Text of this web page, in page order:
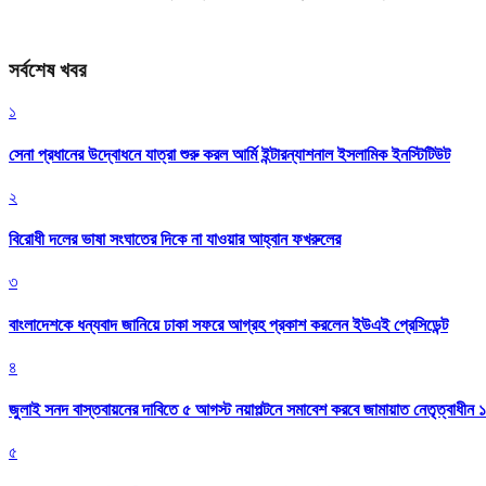
সর্বশেষ খবর
১
সেনা প্রধানের উদ্বোধনে যাত্রা শুরু করল আর্মি ইন্টারন্যাশনাল ইসলামিক ইনস্টিটিউট
২
বিরোধী দলের ভাষা সংঘাতের দিকে না যাওয়ার আহ্বান ফখরুলের
৩
বাংলাদেশকে ধন্যবাদ জানিয়ে ঢাকা সফরে আগ্রহ প্রকাশ করলেন ইউএই প্রেসিডেন্ট
৪
জুলাই সনদ বাস্তবায়নের দাবিতে ৫ আগস্ট নয়াপল্টনে সমাবেশ করবে জামায়াত নেতৃত্বাধীন
৫